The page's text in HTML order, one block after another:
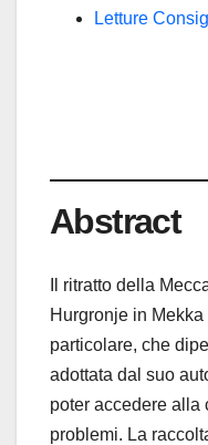
Letture
Abstract
Il ritratto della
Hurgronje in
particolare, che
adottata dal suo
poter accedere alla
problemi. La